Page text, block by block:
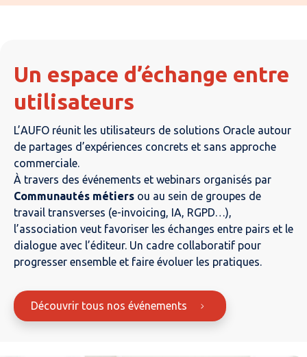
Un espace d’échange entre
utilisateurs
L’AUFO réunit les utilisateurs de solutions Oracle autour
de partages d’expériences concrets et sans approche
commerciale.
À travers des événements et webinars organisés par
Communautés métiers ou au sein de groupes de
travail transverses (e-invoicing, IA, RGPD…),
l’association veut favoriser les échanges entre pairs et le
dialogue avec l’éditeur. Un cadre collaboratif pour
progresser ensemble et faire évoluer les pratiques.
Découvrir tous nos événements